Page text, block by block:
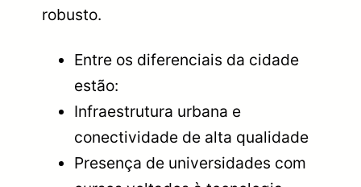
robusto.
Entre os diferenciais da cidade
estão:
Infraestrutura urbana e
conectividade de alta qualidade
Presença de universidades com